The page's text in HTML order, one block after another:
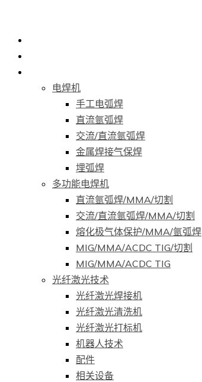
电焊机
手工电弧焊
直流氩弧焊
交流/直流氩弧焊
金属焊接气保焊
埋弧焊
多功能电焊机
直流氩弧焊/MMA/切割
交流/直流氩弧焊/MMA/切割
熔化极气体保护/MMA/氩弧焊
MIG/MMA/ACDC TIG/切割
MIG/MMA/ACDC TIG
光纤激光技术
光纤激光焊接机
光纤激光清洗机
光纤激光打标机
机器人技术
配件
相关设备